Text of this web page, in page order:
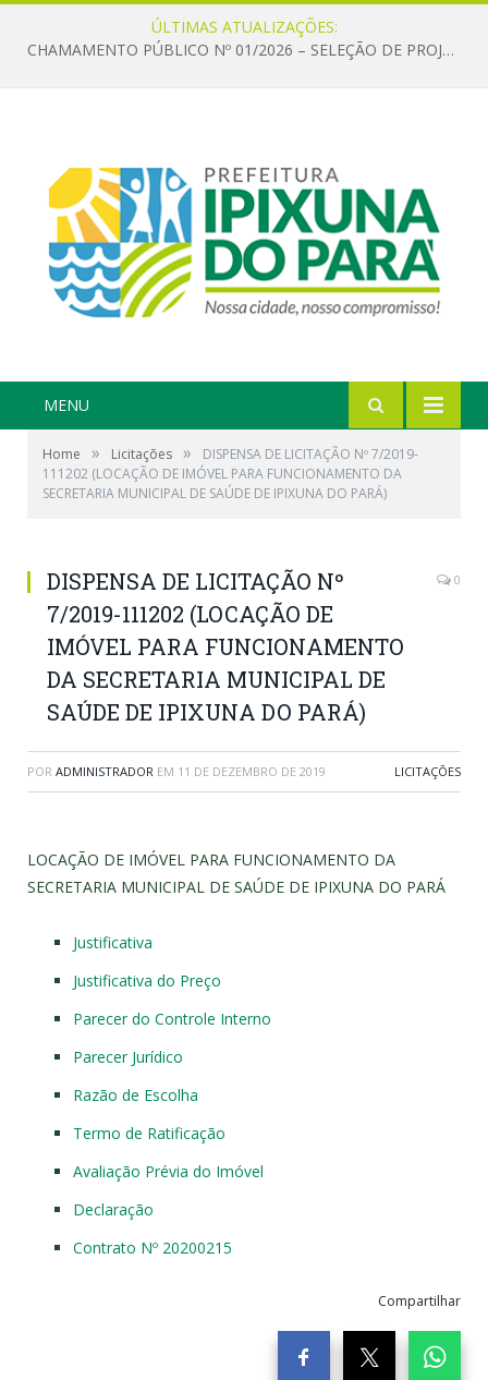
ÚLTIMAS ATUALIZAÇÕES:
CHAMAMENTO PÚBLICO Nº 01/2026 – SELEÇÃO DE PROJETOS PARA FIRMAR TERMO DE EXECUÇÃO CULTURAL COM RECURSOS DA POLÍTICA NACIONAL ALDIR BLANC DE FOMENTO À CULTURA – PNAB (LEI Nº 14.399/2022)
MENU
Home » Licitações »
DISPENSA DE LICITAÇÃO Nº 7/2019-
111202 (LOCAÇÃO DE IMÓVEL PARA FUNCIONAMENTO DA
SECRETARIA MUNICIPAL DE SAÚDE DE IPIXUNA DO PARÁ)
DISPENSA DE LICITAÇÃO Nº
7/2019-111202 (LOCAÇÃO DE
IMÓVEL PARA FUNCIONAMENTO
DA SECRETARIA MUNICIPAL DE
SAÚDE DE IPIXUNA DO PARÁ)
0
POR ADMINISTRADOR EM 11 DE DEZEMBRO DE 2019 LICITAÇÕES
LOCAÇÃO DE IMÓVEL PARA FUNCIONAMENTO DA
SECRETARIA MUNICIPAL DE SAÚDE DE IPIXUNA DO PARÁ
Justificativa
Justificativa do Preço
Parecer do Controle Interno
Parecer Jurídico
Razão de Escolha
Termo de Ratificação
Avaliação Prévia do Imóvel
Declaração
Contrato Nº 20200215
Compartilhar